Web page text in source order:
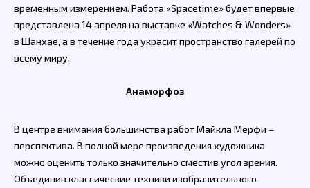
временным измерением. Работа «Spacetime» будет впервые
представлена 14 апреля на выставке «Watches & Wonders»
в Шанхае, а в течение года украсит пространство галерей по
всему миру.
Анаморфоз
В центре внимания большинства работ Майкла Мерфи –
перспектива. В полной мере произведения художника
можно оценить только значительно сместив угол зрения.
Объединив классические техники изобразительного